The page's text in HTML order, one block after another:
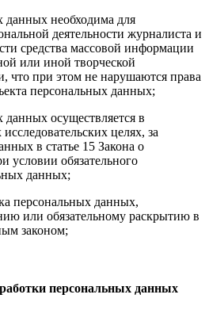
данных необходима для
деятельности журналиста и
средства массовой информации
или иной творческой
что при этом не нарушаются права
персональных данных;
данных осуществляется в
целях, за
в статье 15 Закона о
условии обязательного
данных;
персональных данных,
или обязательному раскрытию в
законом;
персональных данных